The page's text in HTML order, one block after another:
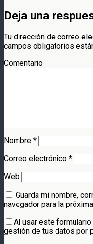
Deja una
Tu dirección de correo
campos obligatorios
Comentario
Nombre *
Correo electrónico *
Web
Guarda mi nombre,
navegador para la
Al usar este
gestión de tus datos por